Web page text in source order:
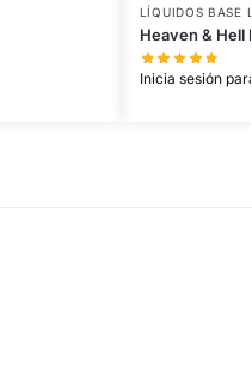
LÍQUIDOS BASE
Heaven & Hell
Inicia sesión